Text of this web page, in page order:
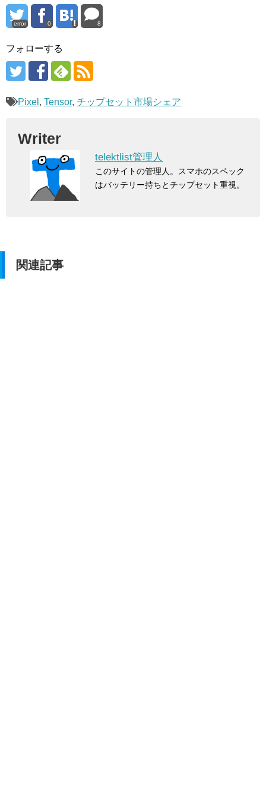
error 0 8
フォローする
Pixel , Tensor, チップセット市場シェア
Writer
telektlist管理人
このサイトの管理人。スマホのスペック
はバッテリー持ちとチップセット重視。
関連記事